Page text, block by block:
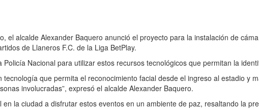
el alcalde Alexander Baquero anunció el proyecto para la instalación de
de Llaneros F.C. de la Liga BetPlay.
Nacional para utilizar estos recursos tecnológicos que permitan la
que permita el reconocimiento facial desde el ingreso al estadio y
involucradas”, expresó el alcalde Alexander Baquero.
la ciudad a disfrutar estos eventos en un ambiente de paz, resaltando la